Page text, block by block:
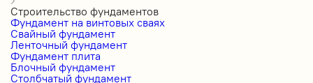
Строительство фундаментов
Фундамент на винтовых сваях
Свайный фундамент
Ленточный фундамент
Фундамент плита
Блочный фундамент
Столбчатый фундамент